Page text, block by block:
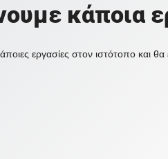
κάποια
εργασίες στον ιστότοπο και